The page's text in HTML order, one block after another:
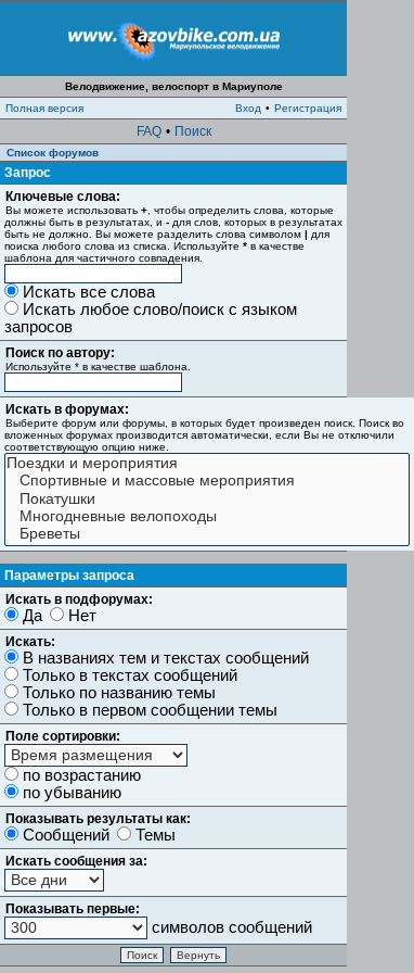
Велодвижение, велоспорт в Мариуполе
Полная версия
Вход • Регистрация
FAQ • Поиск
Список форумов
Запрос
Ключевые слова:
Вы можете использовать + , чтобы определить слова, которые
должны быть в результатах, и - для слов, которых в результатах
быть не должно. Вы можете разделить слова символом | для
поиска любого слова из списка. Используйте * в качестве
шаблона для частичного совпадения.
Искать все слова
Искать любое слово/поиск с языком
запросов
Поиск по автору:
Используйте * в качестве шаблона.
Искать в форумах:
Выберите форум или форумы, в которых будет произведен поиск. Поиск во
вложенных форумах производится автоматически, если Вы не отключили
соответствующую опцию ниже.
Параметры запроса
Искать в подфорумах:
Да Нет
Искать:
В названиях тем и текстах сообщений
Только в текстах сообщений
Только по названию темы
Только в первом сообщении темы
Поле сортировки:
по возрастанию
по убыванию
Показывать результаты как:
Сообщений Темы
Искать сообщения за:
Показывать первые:
символов сообщений